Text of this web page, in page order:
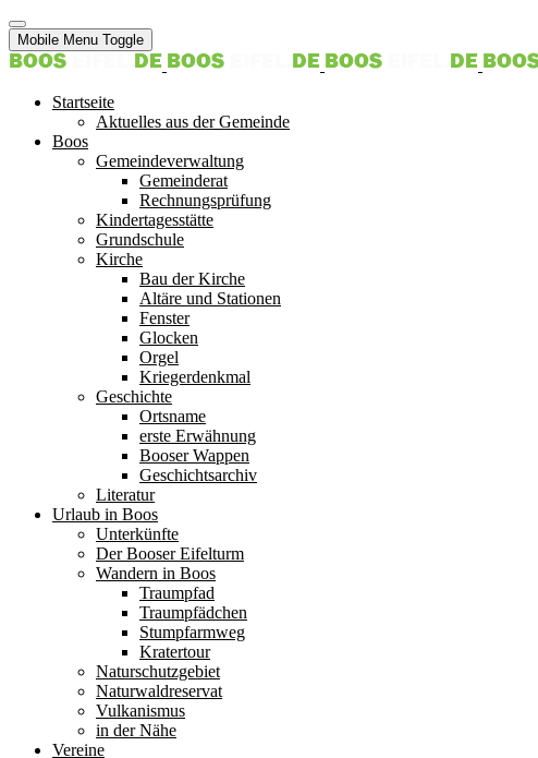
Mobile Menu Toggle
Startseite
Aktuelles aus der Gemeinde
Boos
Gemeindeverwaltung
Gemeinderat
Rechnungsprüfung
Kindertagesstätte
Grundschule
Kirche
Bau der Kirche
Altäre und Stationen
Fenster
Glocken
Orgel
Kriegerdenkmal
Geschichte
Ortsname
erste Erwähnung
Booser Wappen
Geschichtsarchiv
Literatur
Urlaub in Boos
Unterkünfte
Der Booser Eifelturm
Wandern in Boos
Traumpfad
Traumpfädchen
Stumpfarmweg
Kratertour
Naturschutzgebiet
Naturwaldreservat
Vulkanismus
in der Nähe
Vereine